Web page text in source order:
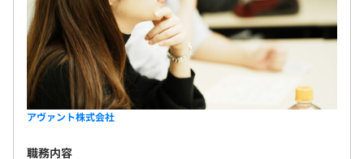
◆SURVEY
月次でアンケートを実施し、メンバーの精神的な状態やモ
チベーションなどを確認する人事ツールを取り入れていま
す。
メンバーひとりひとりの意見や、業務・社内改善のアイデ
アも出していただけます！
ポイントを貯めて商品と交換できる仕組みもあります◎
アヴァント株式会社
職務内容